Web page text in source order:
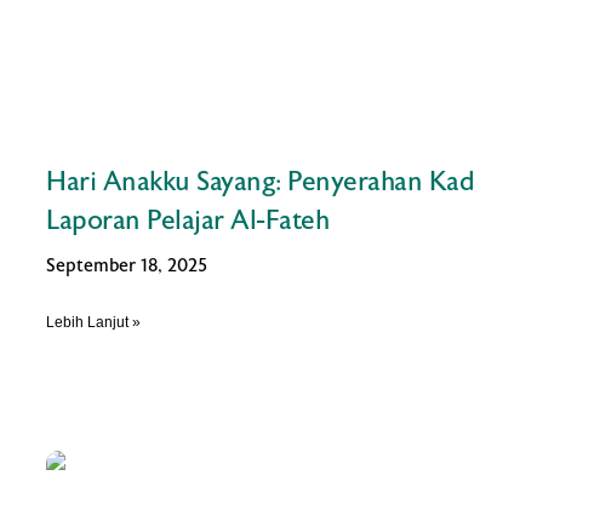
Hari Anakku Sayang: Penyerahan Kad
Laporan Pelajar Al-Fateh
September 18, 2025
Lebih Lanjut »